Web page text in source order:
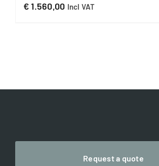
€1.560,00 Incl VAT
Request a quote